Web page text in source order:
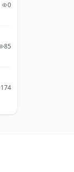
0
85
174